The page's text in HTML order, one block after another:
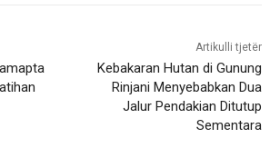
Artikulli tjetër
Kebakaran Hutan di Gunung
Rinjani Menyebabkan Dua
Jalur Pendakian Ditutup
Sementara